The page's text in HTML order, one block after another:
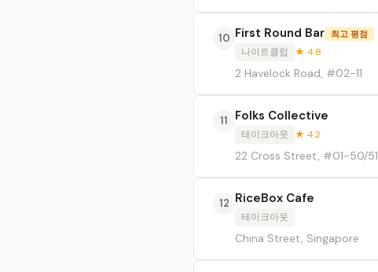
10 First Round Bar 최고 평점
나이트클럽 ★ 4.8
2 Havelock Road, #02-11
11 Folks Collective
테이크아웃 ★ 4.2
22 Cross Street, #01-50/
12 RiceBox Cafe
테이크아웃
China Street, Singapore